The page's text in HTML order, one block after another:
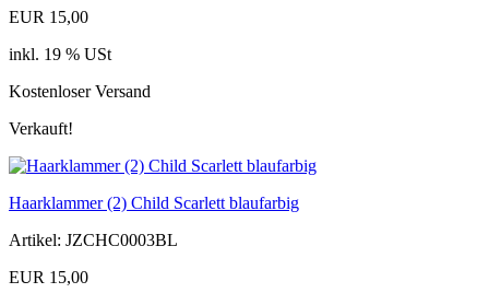
EUR 15,00
inkl. 19 % USt
Kostenloser Versand
Verkauft!
Haarklammer (2) Child Scarlett blaufarbig
Artikel: JZCHC0003BL
EUR 15,00